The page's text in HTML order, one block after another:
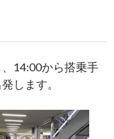
14:00から搭乗手
します。